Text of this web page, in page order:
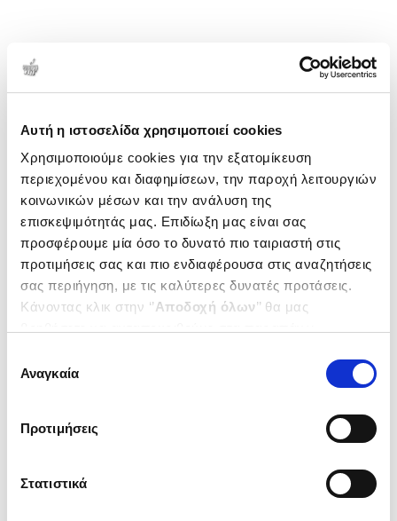
Αυτή η ιστοσελίδα χρησιμοποιεί cookies
Χρησιμοποιούμε cookies για την εξατομίκευση
περιεχομένου και διαφημίσεων, την παροχή λειτουργιών
κοινωνικών μέσων και την ανάλυση της
επισκεψιμότητάς μας. Επιδίωξη μας είναι σας
προσφέρουμε μία όσο το δυνατό πιο ταιριαστή στις
προτιμήσεις σας και πιο ενδιαφέρουσα στις αναζητήσεις
σας περιήγηση, με τις καλύτερες δυνατές προτάσεις.
Κάνοντας κλικ στην ‘’Αποδοχή όλων’’ θα μας
ενδιαφέρουν και να επιλέξετε από τα παρακάτω με την
΄΄και να ενημερωθείτε σχετικά με
συγκατάθεσης
Αναγκαία
Προτιμήσεις
Στατιστικά